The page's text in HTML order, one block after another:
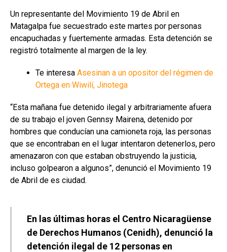
Un representante del Movimiento 19 de Abril en
Matagalpa fue secuestrado este martes por personas
encapuchadas y fuertemente armadas. Esta detención se
registró totalmente al margen de la ley.
Te interesa Asesinan a un opositor del régimen de
Ortega en Wiwilí, Jinotega
“Esta mañana fue detenido ilegal y arbitrariamente afuera
de su trabajo el joven Gennsy Mairena, detenido por
hombres que conducían una camioneta roja, las personas
que se encontraban en el lugar intentaron detenerlos, pero
amenazaron con que estaban obstruyendo la justicia,
incluso golpearon a algunos”, denunció el Movimiento 19
de Abril de es ciudad.
En las últimas horas el Centro Nicaragüense
de Derechos Humanos (Cenidh), denunció la
detención ilegal de 12 personas en